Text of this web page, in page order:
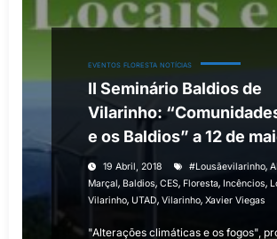
EVENTOS FLORESTA NOTÍCIAS
II Seminário Baldios de
Vilarinho:
e os Baldios” a 12 de
Lousã
19 Abril, 2018 ‬ ‪#‎lousãevilarinho,
Marçal, Baldios, CES, Floresta, Incêncios,
Vilarinho, UTAD, Vilarinho, Xavier Viegas
"Alterações climáticas e os fogos",